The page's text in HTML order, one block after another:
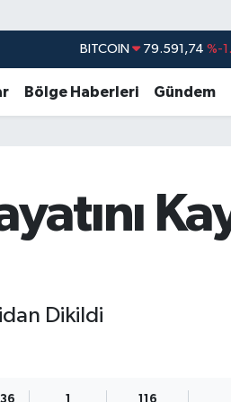
DOLAR 45,43620
STERLİN 61,60380
BITCOIN 79.591,74 %-
Bölge Haberleri Gündem
Dikildi
1 116